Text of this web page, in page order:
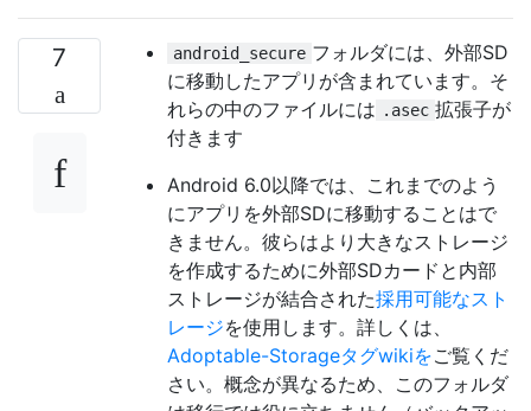
7 android_secure フォルダには、外部SD
に移動したアプリが含まれています。そ
れらの中のファイルには .asec 拡張子が
付きます
Android 6.0以降では、これまでのよう
にアプリを外部SDに移動することはで
きません。彼らはより大きなストレージ
を作成するために外部SDカードと内部
ストレージが結合された採用可能なスト
レージを使用します。詳しくは、
Adoptable-Storageタグwikiをご覧くだ
さい。概念が異なるため、このフォルダ